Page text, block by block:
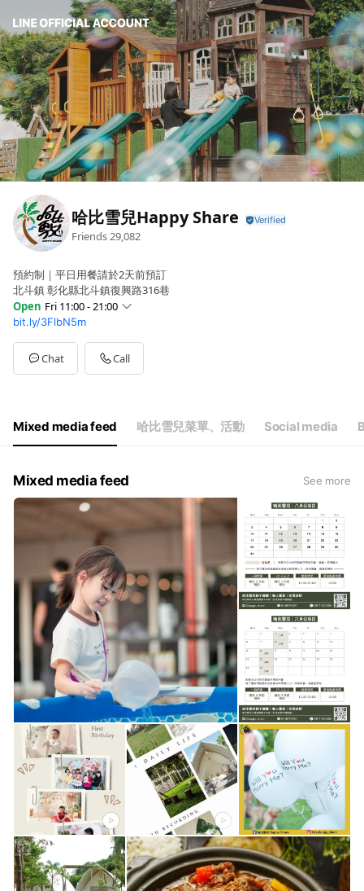
哈比雪兒Happy Share
Friends29,082
預約制｜平日用餐請於2天前預訂
北斗鎮 彰化縣北斗鎮復興路316巷
Open Fri 11:00 - 21:00
Sun11:00 - 21:00
Mon11:00 - 21:00
Tue11:00 - 21:00
Wed11:00 - 21:00
Sat
11:00 - 21:00
預約制｜用餐請於2天前預約
bit.ly/3FlbN5m
Chat Call
Mixed media feed 哈比雪兒菜單、活動 Social media
Mixed media feed See more